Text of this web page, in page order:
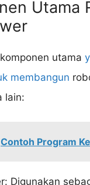
Utama
utama
membangun
lain:
Contoh Program
Digunakan